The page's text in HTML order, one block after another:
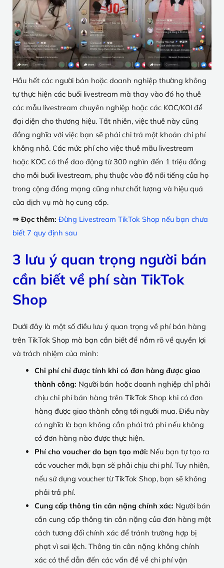
Hầu hết các người bán hoặc doanh nghiệp thường không
tự thực hiện các buổi livestream mà thay vào đó họ thuê
các mẫu livestream chuyên nghiệp hoặc các KOC/KOl để
đại diện cho thương hiệu. Tất nhiên, việc thuê này cũng
đồng nghĩa với việc bạn sẽ phải chi trả một khoản chi phí
không nhỏ. Các mức phí cho việc thuê mẫu livestream
hoặc KOC có thể dao động từ 300 nghìn đến 1 triệu đồng
cho mỗi buổi livestream, phụ thuộc vào độ nổi tiếng của họ
trong cộng đồng mạng cũng như chất lượng và hiệu quả
của dịch vụ mà họ cung cấp.
⇒ Đọc thêm: Đừng Livestream TikTok Shop nếu bạn chưa
biết 7 quy định sau
3 lưu ý quan trọng người bán
cần biết về phí sàn TikTok
Shop
Dưới đây là một số điều lưu ý quan trọng về phí bán hàng
trên TikTok Shop mà bạn cần biết để nắm rõ về quyền lợi
và trách nhiệm của mình:
Chi phí chỉ được tính khi có đơn hàng được giao
thành công: Người bán hoặc doanh nghiệp chỉ phải
chịu chi phí bán hàng trên TikTok Shop khi có đơn
hàng được giao thành công tới người mua. Điều này
có nghĩa là bạn không cần phải trả phí nếu không
có đơn hàng nào được thực hiện.
Phí cho voucher do bạn tạo mới: Nếu bạn tự tạo ra
các voucher mới, bạn sẽ phải chịu chi phí. Tuy nhiên,
nếu sử dụng voucher từ TikTok Shop, bạn sẽ không
phải trả phí.
Cung cấp thông tin cân nặng chính xác: Người bán
cần cung cấp thông tin cân nặng của đơn hàng một
cách tương đối chính xác để tránh trường hợp bị
phạt vì sai lệch. Thông tin cân nặng không chính
xác có thể dẫn đến các vấn đề về chi phí vận